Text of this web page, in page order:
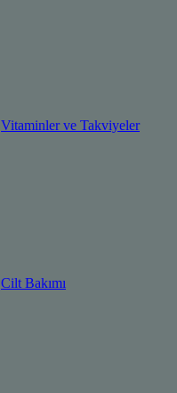
Vitaminler ve Takviyeler
Cilt Bakımı